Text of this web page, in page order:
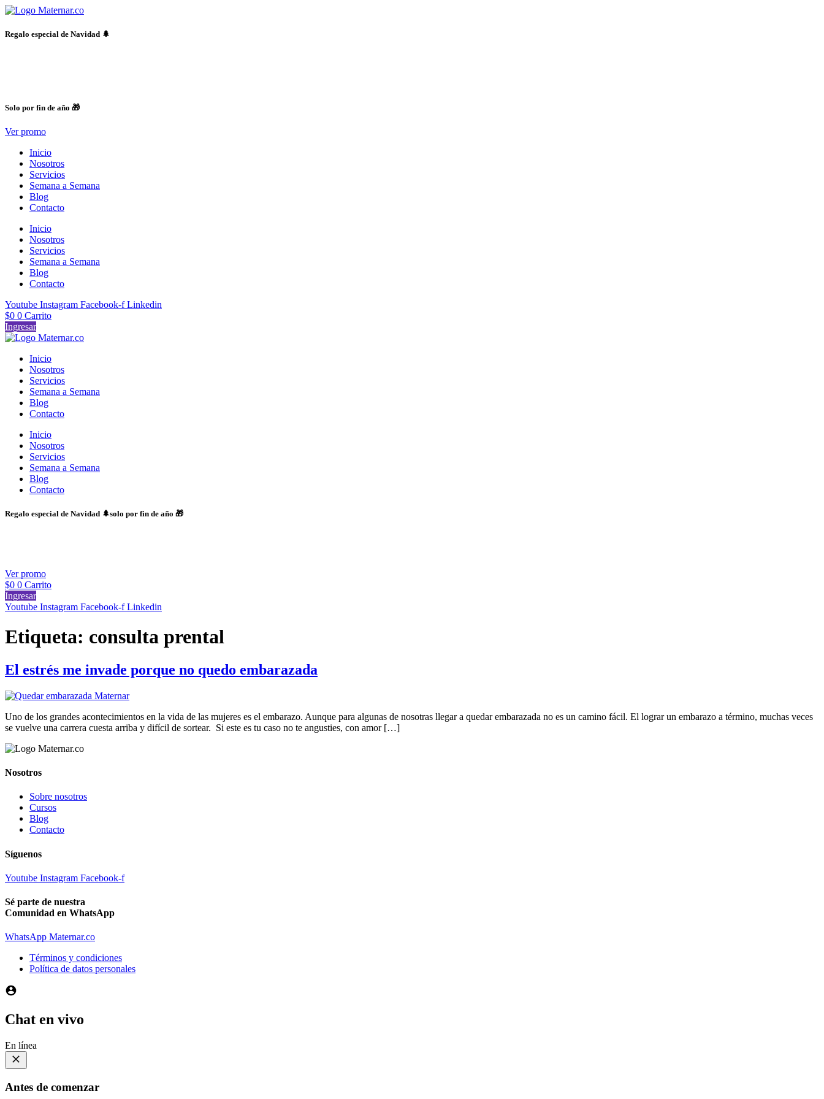
Ir
contenido
Regalo especial de Navidad 🌲
Solo por fin de año 🎁
Ver promo
Inicio
Nosotros
Servicios
Semana a Semana
Blog
Contacto
Inicio
Nosotros
Servicios
Semana a Semana
Blog
Contacto
Youtube Instagram Facebook-f Linkedin
$0 0 Carrito
Ingresar
Inicio
Nosotros
Servicios
Semana a Semana
Blog
Contacto
Inicio
Nosotros
Servicios
Semana a Semana
Blog
Contacto
Regalo especial de Navidad 🌲solo por fin de año 🎁
Ver promo
$0 0 Carrito
Ingresar
Youtube Instagram Facebook-f Linkedin
Etiqueta: consulta prental
El estrés me invade porque no quedo embarazada
Uno de los grandes acontecimientos en la vida de las mujeres es el embarazo. Aunque para algunas de nosotras llegar a quedar embarazada no es un camino fácil. El lograr un embarazo a término, muchas veces
se vuelve una carrera cuesta arriba y difícil de sortear. Si este es tu caso no te angusties, con amor […]
Nosotros
Sobre nosotros
Cursos
Blog
Contacto
Síguenos
Youtube Instagram Facebook-f
Sé parte de nuestra
Comunidad en WhatsApp
WhatsApp Maternar.co
Términos y condiciones
Política de datos personales
Chat en vivo
En línea
Antes de comenzar